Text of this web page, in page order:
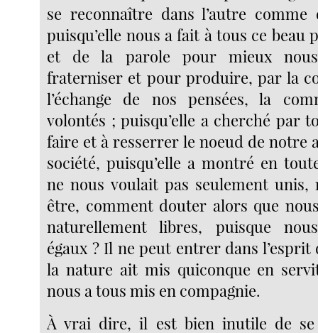
se reconnaître dans l’autre
puisqu’elle nous a fait à tous ce beau
et de la parole pour mieux
fraterniser et pour produire, par la
l’échange de nos pensées, la
volontés ; puisqu’elle a cherché par
faire et à resserrer le noeud de notre
société, puisqu’elle a montré en
ne nous voulait pas seulement
être, comment douter alors que
naturellement libres, puisque
égaux ? Il ne peut entrer dans l’esprit
la nature ait mis quiconque en
nous a tous mis en compagnie.
À vrai dire, il est bien inutile de